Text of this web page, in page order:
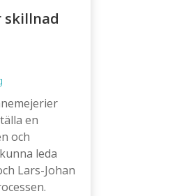
skillnad
en
och
leda
Lars-Johan